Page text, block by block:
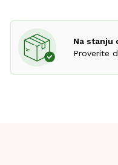
Na stanju
Proverite